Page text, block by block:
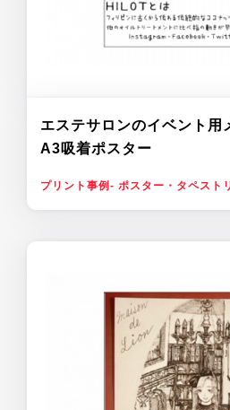
エステサロンのイベント用
A3吸着ポスター
プリント事例- ポスター・タペスト